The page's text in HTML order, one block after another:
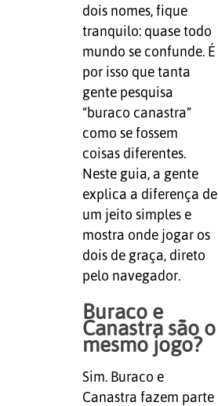
dois nomes, fique
tranquilo: quase todo
mundo se confunde. É
por isso que tanta
gente pesquisa
“buraco canastra”
como se fossem
coisas diferentes.
Neste guia, a gente
explica a diferença de
um jeito simples e
mostra onde jogar os
dois de graça, direto
pelo navegador.
Buraco e
Canastra são o
mesmo jogo?
Sim. Buraco e
Canastra fazem parte